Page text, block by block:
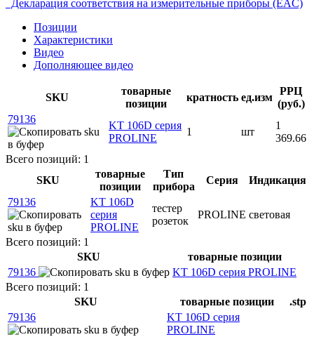
Декларация соответствия на измерительные приборы (EAC)
Позиции
Характеристики
Видео
Дополняющее видео
SKU
товарные
позиции
кратность ед.изм
РРЦ
(руб.)
79136
KT 106D серия
PROLINE
1 шт
1
369.66
Всего позиций: 1
SKU
товарные
позиции
Тип
прибора
Серия
Индикация
79136
KT 106D
серия
PROLINE
тестер
розеток
PROLINE световая
Всего позиций: 1
SKU
товарные позиции
79136
KT 106D серия PROLINE
Всего позиций: 1
SKU
товарные позиции
.stp
79136
KT 106D серия
PROLINE